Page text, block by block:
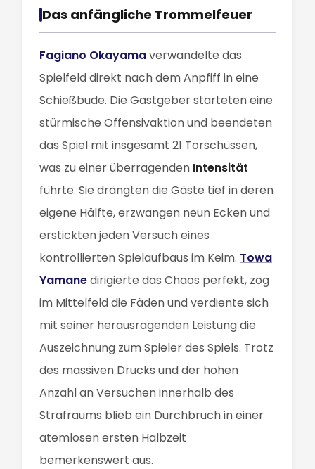
Das anfängliche Trommelfeuer
Fagiano Okayamaverwandelte das
Spielfeld direkt nach dem Anpfiff in eine
Schießbude. Die Gastgeber starteten eine
stürmische Offensivaktion und beendeten
das Spiel mit insgesamt 21 Torschüssen,
was zu einer überragenden Intensität
führte. Sie drängten die Gäste tief in deren
eigene Hälfte, erzwangen neun Ecken und
erstickten jeden Versuch eines
kontrollierten Spielaufbaus im Keim. Towa
Yamanedirigierte das Chaos perfekt, zog
im Mittelfeld die Fäden und verdiente sich
mit seiner herausragenden Leistung die
Auszeichnung zum Spieler des Spiels. Trotz
des massiven Drucks und der hohen
Anzahl an Versuchen innerhalb des
Strafraums blieb ein Durchbruch in einer
atemlosen ersten Halbzeit
bemerkenswert aus.